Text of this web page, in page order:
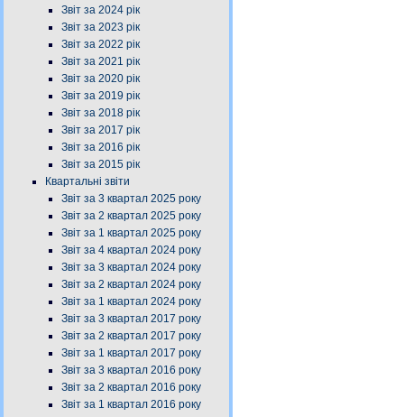
Звіт за 2024 рік
Звіт за 2023 рік
Звіт за 2022 рік
Звіт за 2021 рік
Звіт за 2020 рік
Звіт за 2019 рік
Звіт за 2018 рік
Звіт за 2017 рік
Звіт за 2016 рік
Звіт за 2015 рік
Квартальні звіти
Звіт за 3 квартал 2025 року
Звіт за 2 квартал 2025 року
Звіт за 1 квартал 2025 року
Звіт за 4 квартал 2024 року
Звіт за 3 квартал 2024 року
Звіт за 2 квартал 2024 року
Звіт за 1 квартал 2024 року
Звіт за 3 квартал 2017 року
Звіт за 2 квартал 2017 року
Звіт за 1 квартал 2017 року
Звіт за 3 квартал 2016 року
Звіт за 2 квартал 2016 року
Звіт за 1 квартал 2016 року